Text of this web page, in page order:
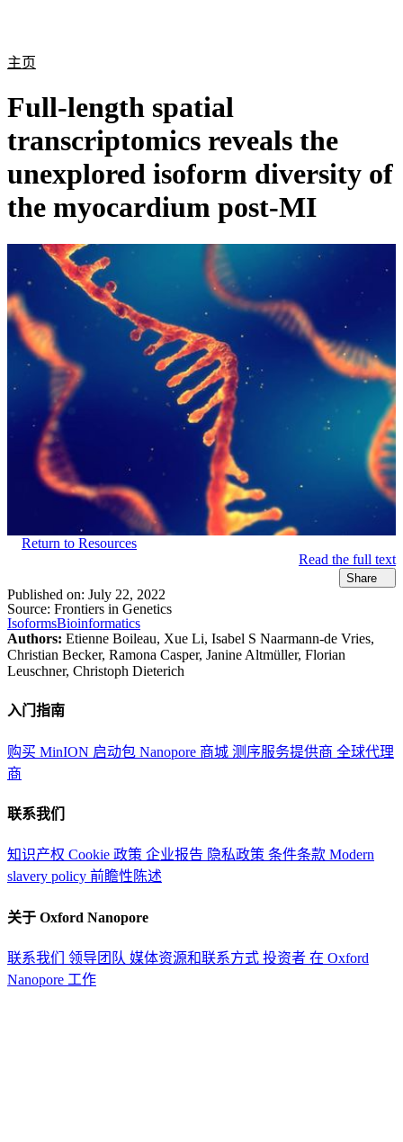
主页
Full-length spatial
transcriptomics reveals the
unexplored isoform diversity of
the myocardium post-MI
Return to Resources
Read the full text
Share
Published on: July 22, 2022
Source: Frontiers in Genetics
IsoformsBioinformatics
Authors: Etienne Boileau, Xue Li, Isabel S Naarmann-de Vries,
Christian Becker, Ramona Casper, Janine Altmüller, Florian
Leuschner, Christoph Dieterich
入门指南
购买 MinION 启动包 Nanopore 商城 测序服务提供商 全球代理
商
联系我们
知识产权 Cookie 政策 企业报告 隐私政策 条件条款 Modern
slavery policy 前瞻性陈述
关于 Oxford Nanopore
联系我们 领导团队 媒体资源和联系方式 投资者 在 Oxford
Nanopore 工作